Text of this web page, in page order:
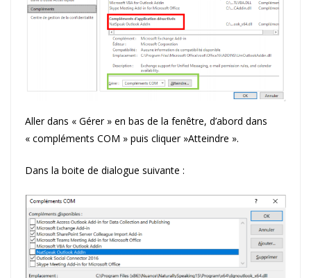
Aller dans « Gérer » en bas de la fenêtre, d’abord dans
« compléments COM » puis cliquer »Atteindre ».
Dans la boite de dialogue suivante :